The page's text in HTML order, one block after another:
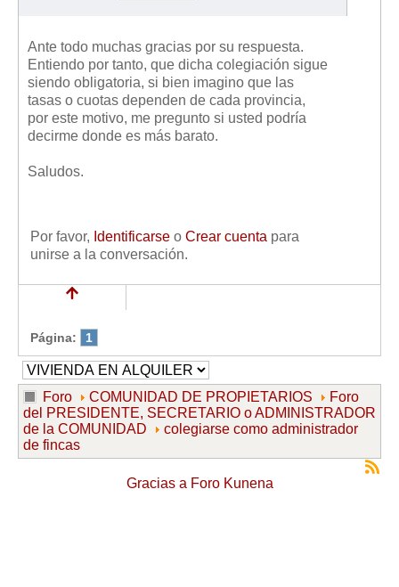
Ante todo muchas gracias por su respuesta.
Entiendo por tanto, que dicha colegiación sigue
siendo obligatoria, si bien imagino que las
tasas o cuotas dependen de cada provincia,
por este motivo, me pregunto si usted podría
decirme donde es más barato.
Saludos.
Por favor, Identificarse o Crear cuenta para
unirse a la conversación.
Página: 1
Foro COMUNIDAD DE PROPIETARIOS
Foro
del PRESIDENTE, SECRETARIO o ADMINISTRADOR
de la COMUNIDAD
colegiarse como administrador
de fincas
Gracias a Foro Kunena